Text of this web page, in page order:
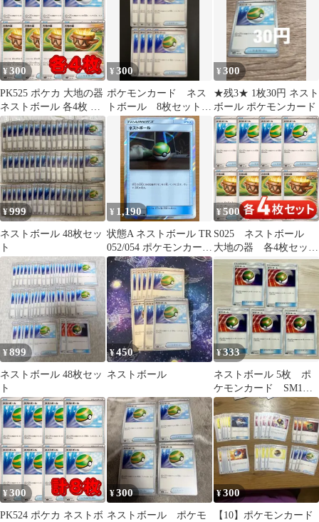
¥300
PK525 ポケカ 大地の器
ネストボール 各4枚 グ
ッズ トレーナーズ
¥300
ポケモンカード ネス
トボール 8枚セット
グッズ
¥300
★残3★ 1枚30円 ネスト
ボール ポケモンカード
¥999
ネストボール 48枚セッ
ト
¥ 1,190
状態A ネストボール TR
052/054 ポケモンカード
ゲーム ポケカ ポケモン
¥500
S025 ネストボール
大地の器 各4枚セッ
ト 合計8枚
¥899
ネストボール 48枚セッ
ト
¥450
ネストボール
¥333
ネストボール 5枚 ポ
ケモンカード SM1
024/038
¥300
PK524 ポケカ ネストボ
¥300
ネストボール ポケモ
¥300
【10】ポケモンカード